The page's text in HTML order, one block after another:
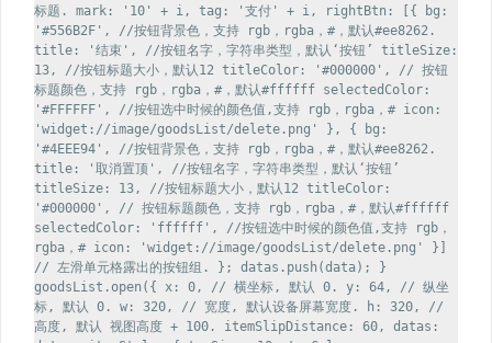
标题. mark: '10' + i, tag: '支付' + i, rightBtn: [{ bg:
'#556B2F', //按钮背景色，支持 rgb，rgba，#，默认#ee8262.
title: '结束', //按钮名字，字符串类型，默认‘按钮’ titleSize:
13, //按钮标题大小，默认12 titleColor: '#000000', // 按钮
标题颜色，支持 rgb，rgba，#，默认#ffffff selectedColor:
'#FFFFFF', //按钮选中时候的颜色值,支持 rgb，rgba，# icon:
'widget://image/goodsList/delete.png' }, { bg:
'#4EEE94', //按钮背景色，支持 rgb，rgba，#，默认#ee8262.
title: '取消置顶', //按钮名字，字符串类型，默认‘按钮’
titleSize: 13, //按钮标题大小，默认12 titleColor:
'#000000', // 按钮标题颜色，支持 rgb，rgba，#，默认#ffffff
selectedColor: 'ffffff', //按钮选中时候的颜色值,支持 rgb，
rgba，# icon: 'widget://image/goodsList/delete.png' }]
// 左滑单元格露出的按钮组. }; datas.push(data); }
goodsList.open({ x: 0, // 横坐标, 默认 0. y: 64, // 纵坐
标, 默认 0. w: 320, // 宽度, 默认设备屏幕宽度. h: 320, //
高度, 默认 视图高度 + 100. itemSlipDistance: 60, datas: